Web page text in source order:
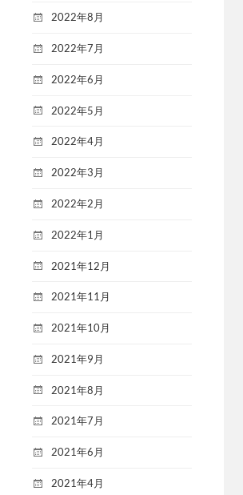
2022年8月
2022年7月
2022年6月
2022年5月
2022年4月
2022年3月
2022年2月
2022年1月
2021年12月
2021年11月
2021年10月
2021年9月
2021年8月
2021年7月
2021年6月
2021年4月